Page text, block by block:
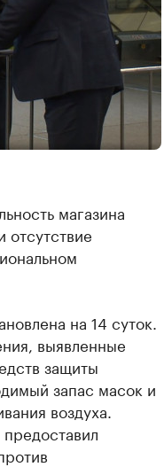
магазина
отсутствие
на 14 суток.
выявленные
защиты
запас масок и
воздуха.